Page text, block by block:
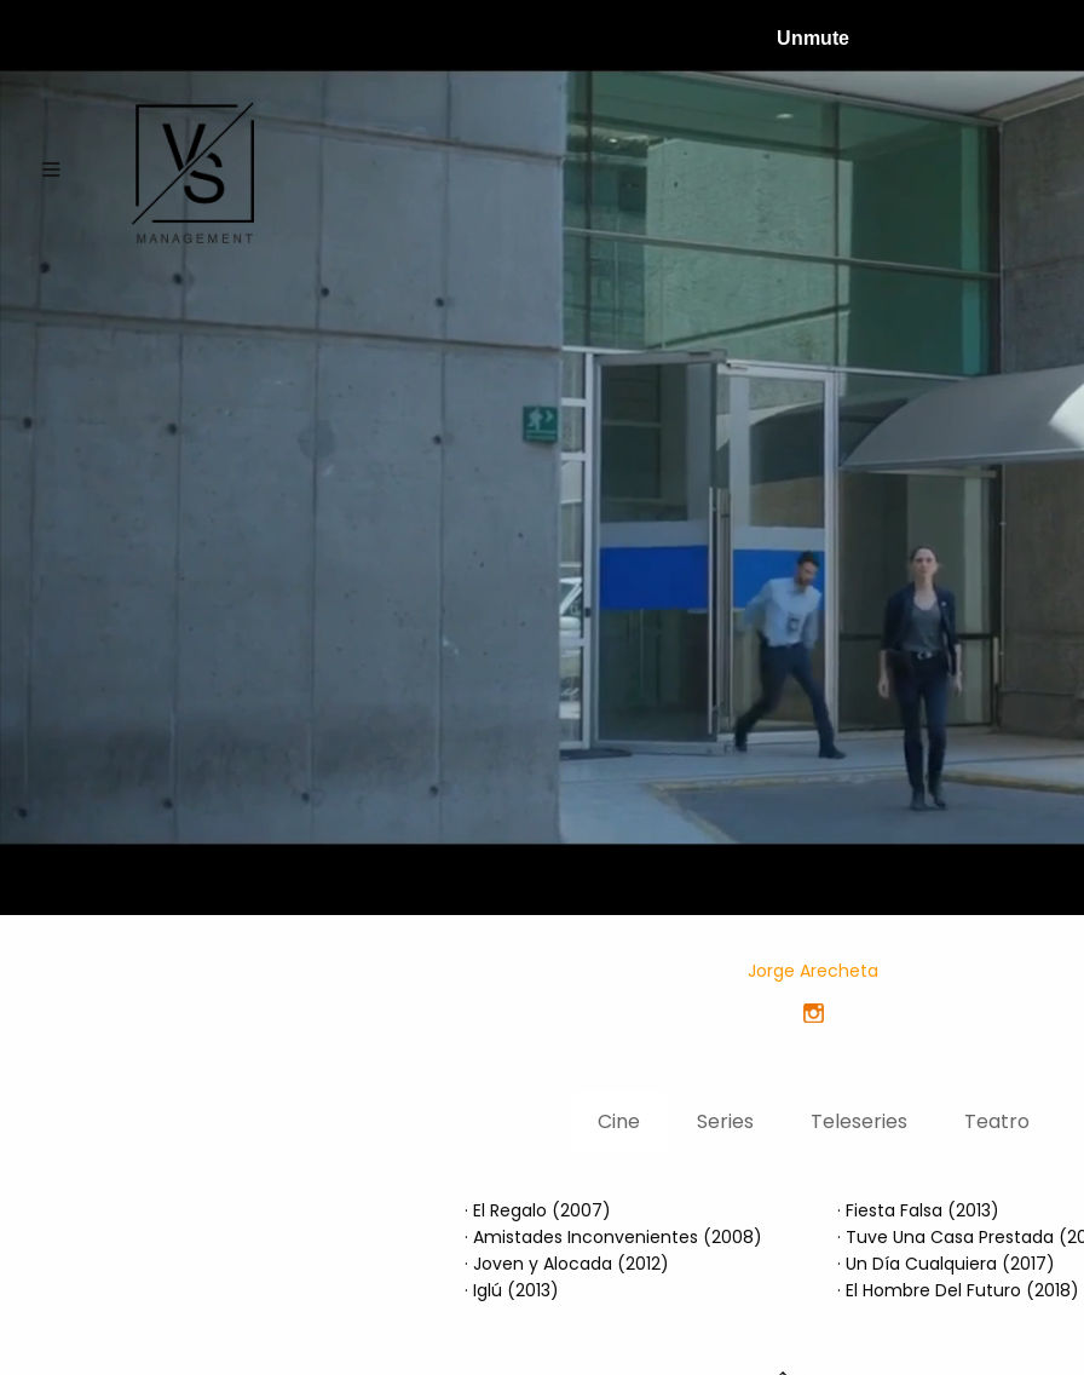
Jorge Arecheta
Cine Series Teleseries Teatro
· El Regalo (2007)
· Amistades Inconvenientes (2008)
· Joven y Alocada (2012)
· Iglú (2013)
· Fiesta Falsa (2013)
· Tuve Una Casa Prestada
· Un Día Cualquiera (2017)
· El Hombre Del Futuro (2018)